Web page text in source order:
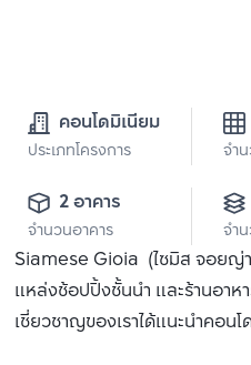
คอนโดมิเนียม
ประเภทโครงการ จำ
2 อาคาร
จำนวนอาคาร จำ
Siamese Gioia (ไซมิส จอยญ่
แหล่งช้อปปิ้งชั้นนำ และร้านอา
เชี่ยวชาญของเราได้แนะนำคอน